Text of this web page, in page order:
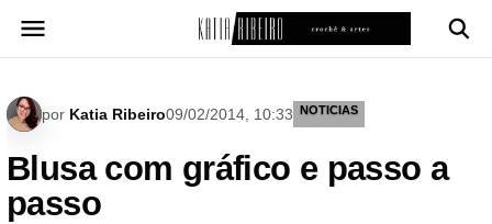
para
por Katia Ribeiro09/02/2014, 10:33 NOTICIAS
Blusa com gráfico e passo a
passo